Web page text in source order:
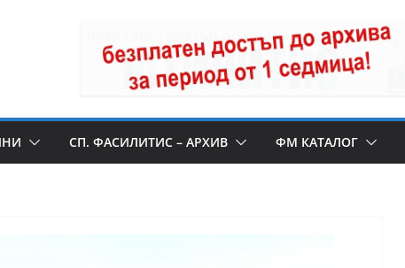
СП. ФАСИЛИТИС – АРХИВ ФМ КАТАЛОГ